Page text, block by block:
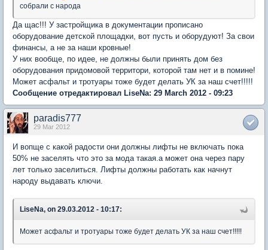
собрали с народа
Да щас!!! У застройщика в документации прописано
оборудование детской площадки, вот пусть и оборудуют! За свои
финансы, а не за наши кровные!
У них вообще, по идее, не должны были принять дом без
оборудования придомовой территори, которой там нет и в помине!
Может асфальт и тротуары тоже будет делать УК за наш счет!!!!!
Сообщение отредактировал LiseNa: 29 March 2012 - 09:23
paradis777
29 Mar 2012
И вопще с какой радости они должны лифты не включать пока
50% не заселять что это за мода такая.а может она через пару
лет только заселиться. Лифты должны работать как начнут
народу выдавать ключи.
LiseNa, on 29.03.2012 - 10:17:
Может асфальт и тротуары тоже будет делать УК за наш счет!!!!!